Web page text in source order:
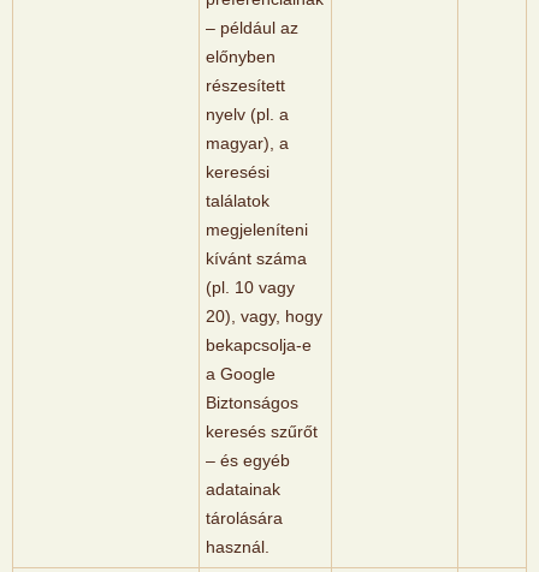
– például az
előnyben
részesített
nyelv (pl. a
magyar), a
keresési
találatok
megjeleníteni
kívánt száma
(pl. 10 vagy
20), vagy, hogy
bekapcsolja-e
a Google
Biztonságos
keresés szűrőt
– és egyéb
adatainak
tárolására
használ.